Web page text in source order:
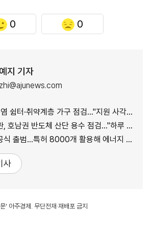
0 0
지 기자
터·취약계층 가구 점검…"지원 사각지대 최소화"
반도체 산단 용수 점검…"하루 30만t 재이용수 공급"
범…특허 8000개 활용해 에너지 유니콘 키운다
사
아주경제. 무단전재·재배포 금지